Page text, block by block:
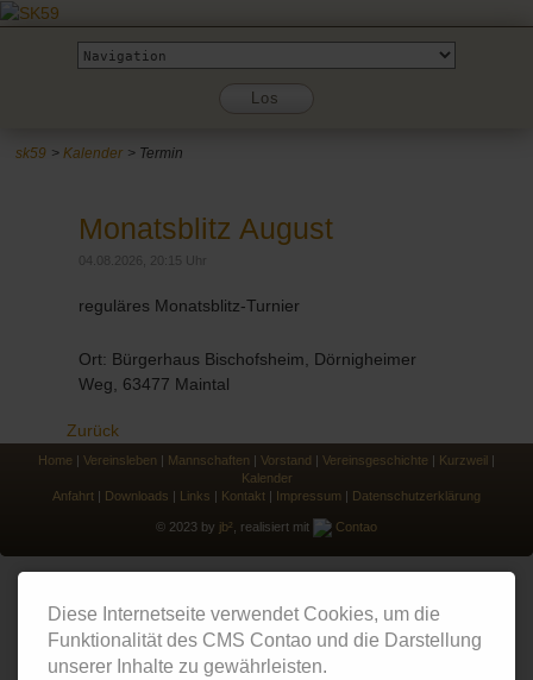
Zielseite
Los
sk59 Kalender Termin
Monatsblitz August
04.08.2026, 20:15 Uhr
reguläres Monatsblitz-Turnier
Ort: Bürgerhaus Bischofsheim, Dörnigheimer
Weg, 63477 Maintal
Zurück
Home Vereinsleben Mannschaften Vorstand Vereinsgeschichte Kurzweil
Kalender
Anfahrt
Downloads Links Kontakt Impressum Datenschutzerklärung
© 2023 by jb² , realisiert mit Contao
Diese Internetseite verwendet Cookies, um die
Funktionalität des CMS Contao und die Darstellung
unserer Inhalte zu gewährleisten.